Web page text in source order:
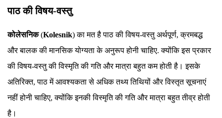
पाठ की विषय-वस्तु
कोलेसनिक(Kolesnik) का मत है पाठ की विषय-वस्तु अर्थपूर्ण, क्रमबद्ध
और बालक की मानसिक योग्यता के अनुरूप होनी चाहिए. क्योंकि इस प्रकार
की विषय-वस्तु की विस्मृति की गति और मात्रा बहुत कम होती है। इसके
अतिरिक्त, पाठ में आवश्यकता से अधिक तथ्य तिथियों और विस्तृत सूचनाएं
नहीं होनी चाहिए, क्योंकि इनकी विस्मृति की गति और मात्रा बहुत तीव्र होती
है।